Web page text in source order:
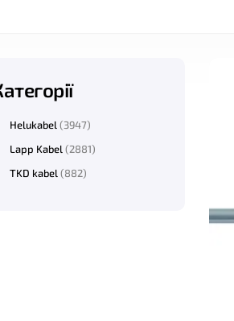
Helukabel
3947
Lapp Kabel
2881
TKD kabel
882